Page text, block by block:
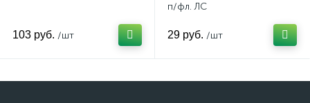
103 руб. /шт
п/фл. ЛС
29 руб. /шт